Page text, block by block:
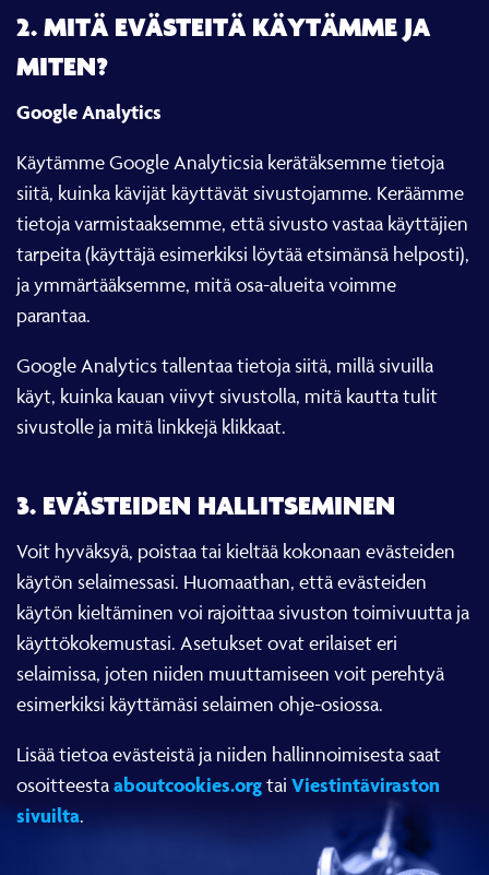
2. MITÄ EVÄSTEITÄ KÄYTÄMME JA
MITEN?
Google Analytics
Käytämme Google Analyticsia kerätäksemme tietoja
siitä, kuinka kävijät käyttävät sivustojamme. Keräämme
tietoja varmistaaksemme, että sivusto vastaa käyttäjien
tarpeita (käyttäjä esimerkiksi löytää etsimänsä helposti),
ja ymmärtääksemme, mitä osa-alueita voimme
parantaa.
Google Analytics tallentaa tietoja siitä, millä sivuilla
käyt, kuinka kauan viivyt sivustolla, mitä kautta tulit
sivustolle ja mitä linkkejä klikkaat.
3. EVÄSTEIDEN HALLITSEMINEN
Voit hyväksyä, poistaa tai kieltää kokonaan evästeiden
käytön selaimessasi. Huomaathan, että evästeiden
käytön kieltäminen voi rajoittaa sivuston toimivuutta ja
käyttökokemustasi. Asetukset ovat erilaiset eri
selaimissa, joten niiden muuttamiseen voit perehtyä
esimerkiksi käyttämäsi selaimen ohje-osiossa.
Lisää tietoa evästeistä ja niiden hallinnoimisesta saat
osoitteestaaboutcookies.orgtai Viestintäviraston
sivuilta.